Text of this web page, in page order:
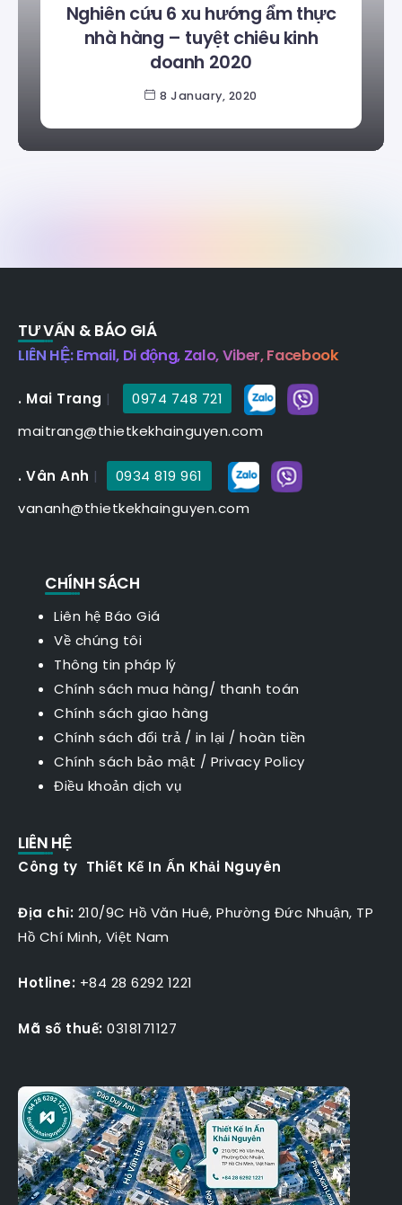
Nghiên cứu 6 xu hướng ẩm thực
nhà hàng – tuyệt chiêu kinh
doanh 2020
8 January, 2020
TƯ VẤN & BÁO GIÁ
LIÊN HỆ: Email, Di động, Zalo, Viber, Facebook
. Mai Trang |
0974 748 721
maitrang@thietkekhainguyen.com
. Vân Anh |
0934 819 961
vananh@thietkekhainguyen.com
CHÍNH SÁCH
Liên hệ Báo Giá
Về chúng tôi
Thông tin pháp lý
Chính sách mua hàng/ thanh toán
Chính sách giao hàng
Chính sách đổi trả / in lại / hoàn tiền
Chính sách bảo mật / Privacy Policy
Điều khoản dịch vụ
LIÊN HỆ
Công ty Thiết Kế In Ấn Khải Nguyên
Địa chỉ: 210/9C Hồ Văn Huê, Phường Đức Nhuận, TP
Hồ Chí Minh, Việt Nam
Hotline: +84 28 6292 1221
Mã số thuế: 0318171127